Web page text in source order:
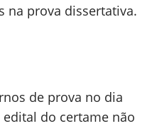
na prova dissertativa.
de prova no dia
do certame não